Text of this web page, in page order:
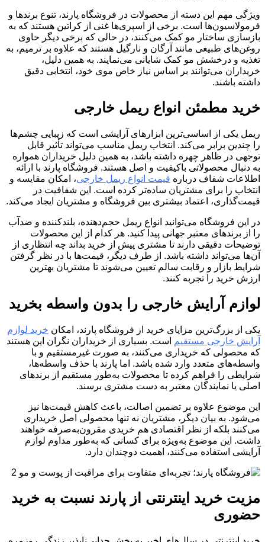
ویژگی مهم این دسته از محصولات در فروشگاه پارند، تنوع برندها و
فرمولاسیون‌ها است. برخی از اسپری‌ها غنی از کراتین هستند که به
بازسازی ساختار مو کمک می‌کنند، در حالی که برخی دیگر حاوی
روغن‌های طبیعی مانند آرگان و نارگیل هستند که علاوه بر ترمیم، به
تغذیه و درخشش مو کمک شایانی می‌نمایند. به همین دلیل،
خریداران می‌توانند بر اساس نیاز خاص موی خود، انتخابی دقیق
داشته باشند.
خرید مطمئن انواع ریمل خارجی
ریمل یکی از اساسی‌ترین ابزارهای آرایشی است که زیبایی چشم‌ها
را چندین برابر می‌کند. انتخاب ریمل مناسب می‌تواند تأثیر قابل
توجهی در ظاهر چهره داشته باشد، به همین دلیل خریداران همواره
به دنبال محصولاتی باکیفیت و اصل هستند. فروشگاه پارند با ارائه
اطلاعات شفاف درباره قیمت انواع ریمل خارجی، امکان مقایسه و
انتخاب را برای مشتریان ساده‌تر کرده است. این شفافیت در
قیمت‌گذاری، اعتماد بیشتری بین فروشگاه و مشتریان ایجاد می‌کند.
در این فروشگاه می‌توانید انواع ریمل حجم‌دهنده، بلندکننده و ضدآب
را از برندهای معتبر جهانی پیدا کنید. هر کدام از این محصولات
توضیحات دقیقی دارند تا مشتری پیش از خرید بداند چه انتظاری از
آن‌ها می‌تواند داشته باشد. از طرف دیگر، قیمت‌ها با در نظر گرفتن
شرایط بازار و رقابت سالم تعیین می‌شوند تا مشتریان بهترین
ارزش خرید را تجربه کنند.
لوازم آرایش خارجی را بدون واسطه بخرید
یکی از بزرگ‌ترین مزایای خرید از فروشگاه پارند، امکان خرید لوازم
آرایش خارجی مستقیم
است. بسیاری از خریداران نگران این هستند
که محصولی که خریداری می‌کنند، به صورت غیرمستقیم و با
واسطه‌های متعدد وارد شده باشد. اما پارند با حذف واسطه‌ها،
شرایطی را فراهم کرده تا محصولات به‌طور مستقیم از برندهای
اصلی یا نمایندگان معتبر به دست مشتری برسند.
این موضوع علاوه بر تضمین اصالت، باعث کاهش قیمت‌ها نیز
می‌شود. به بیان دیگر، مشتریان نه تنها محصولی اصل خریداری
می‌کنند بلکه از نظر اقتصادی هم خریدی مقرون‌به‌صرفه خواهند
داشت. این موضوع به‌ویژه برای کسانی که به‌طور مداوم لوازم
آرایشی استفاده می‌کنند، اهمیت دوچندان دارد.
مزیت خرید اینترنتی از پارند نسبت به خرید
حضوری